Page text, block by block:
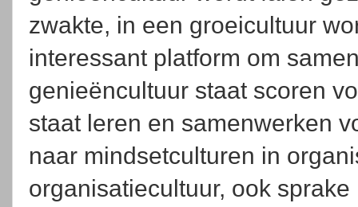
zwakte, in een groeicultuur
interessant platform om
genieëncultuur staat scoren
staat leren en samenwerken
naar mindsetculturen in
organisatiecultuur, ook